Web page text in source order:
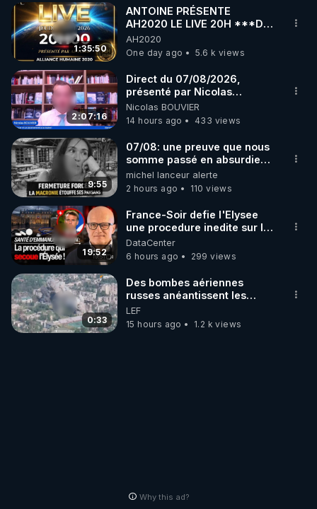
▶ 30 jours gratuit sur l’application de méditation et
de bien-être ENVOL :
Rendez-vous sur https://www.envol.app/code
le code : REGENERE
1:35:50
ANTOINE PRÉSENTE
AH2020 LE LIVE 20H ***DU
06/08/2026***
AH2020
One day ago
5.6 k views
2:07:16
Direct du 07/08/2026,
présenté par Nicolas
BOUVIER
Nicolas BOUVIER
14 hours ago
433 views
9:55
07/08: une preuve que nous
somme passé en absurdie
une dictature qui veut faire
taire ses opposant !
michel lanceur alerte
2 hours ago
110 views
19:52
France-Soir defie l'Elysee
une procedure inedite sur la
sante du president - Nexus
DataCenter
6 hours ago
299 views
0:33
Des bombes aériennes
russes anéantissent les
centres de contrôle de
drones de 3 brigades
ukrainienne
LEF
15 hours ago
1.2 k views
Why this ad?